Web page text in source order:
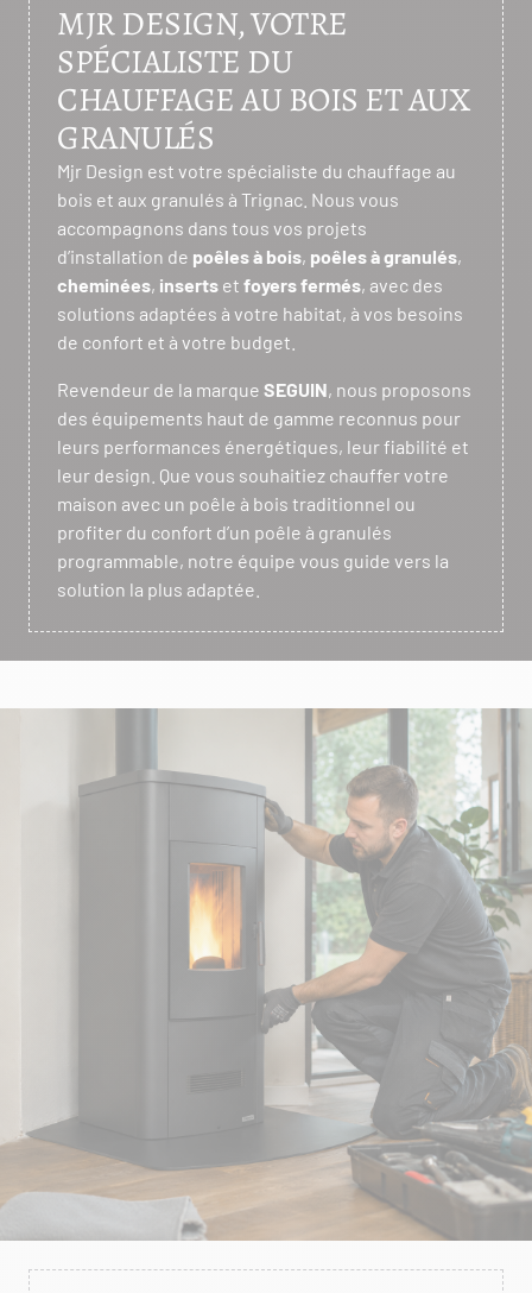
MJR DESIGN, VOTRE
SPÉCIALISTE DU
CHAUFFAGE AU BOIS ET AUX
GRANULÉS
Mjr Design est votre spécialiste du chauffage au
bois et aux granulés à Trignac. Nous vous
accompagnons dans tous vos projets
d’installation de poêles à bois, poêles à granulés,
cheminées, inserts et foyers fermés, avec des
solutions adaptées à votre habitat, à vos besoins
de confort et à votre budget.
Revendeur de la marque SEGUIN, nous proposons
des équipements haut de gamme reconnus pour
leurs performances énergétiques, leur fiabilité et
leur design. Que vous souhaitiez chauffer votre
maison avec un poêle à bois traditionnel ou
profiter du confort d’un poêle à granulés
programmable, notre équipe vous guide vers la
solution la plus adaptée.